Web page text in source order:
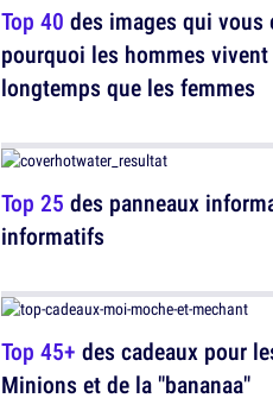
Top 40 des images qui vous
pourquoi les hommes
longtemps que les femmes
Top 25 des panneaux
informatifs
Top 45+ des cadeaux pour
Minions et de la "bananaa"